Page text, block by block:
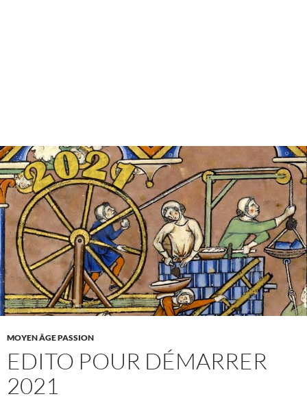
MOYEN ÂGE PASSION
EDITO POUR DÉMARRER
2021